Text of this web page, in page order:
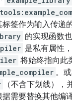
签作为输入传递
的实现函数
是私有属性
将始终指向此
。
（不含下划线），
需要替换其他编